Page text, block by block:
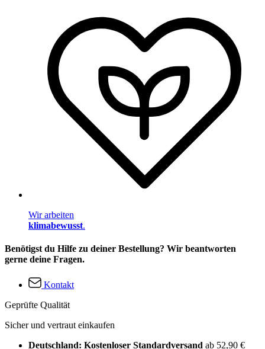
Wir arbeiten
klimabewusst.
Benötigst du Hilfe zu deiner Bestellung? Wir beantworten
gerne deine Fragen.
Kontakt
Geprüfte Qualität
Sicher und vertraut einkaufen
Deutschland: Kostenloser Standardversand ab 52,90 €